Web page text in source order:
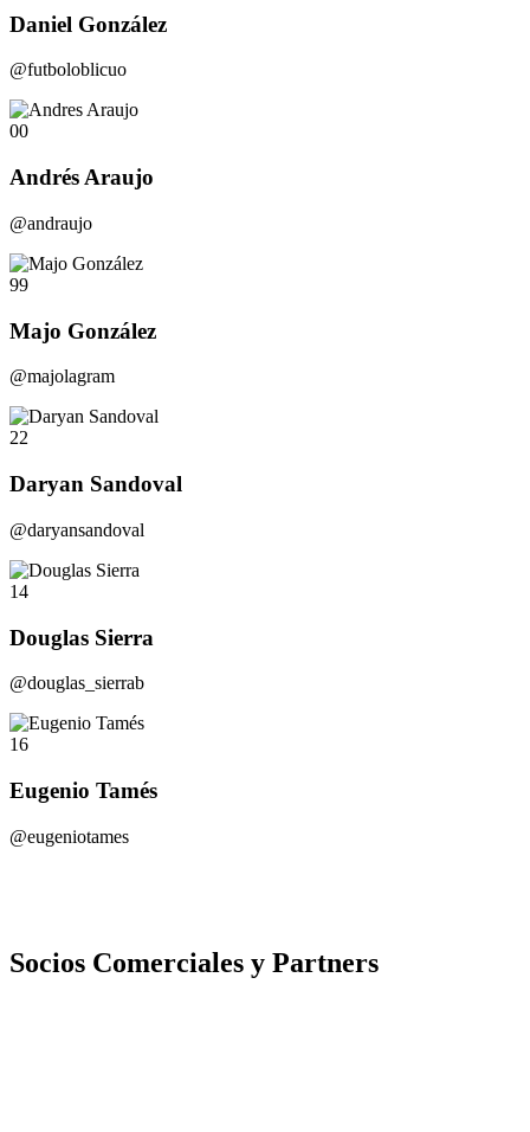
Daniel González
@futboloblicuo
00
Andrés Araujo
@andraujo
99
Majo González
@majolagram
22
Daryan Sandoval
@daryansandoval
14
Douglas Sierra
@douglas_sierrab
16
Eugenio Tamés
@eugeniotames
Socios Comerciales y Partners